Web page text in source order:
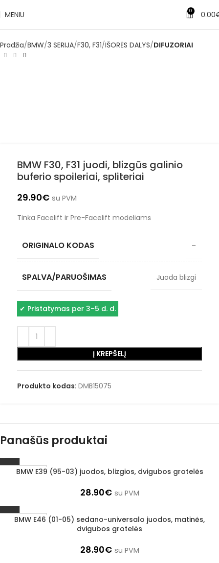
MENIU 0 0.00
Pradžia BMW 3 SERIJA F30, F31 IŠORĖS DALYS DIFUZORIAI
BMW F30, F31 juodi, blizgūs galinio
buferio spoileriai, spliteriai
29.90€ su PVM
Tinka Facelift ir Pre-Facelift modeliams
ORIGINALO KODAS –
SPALVA/PARUOŠIMAS Juoda blizgi
✔ Pristatymas per 3–5 d. d.
Į KREPŠELĮ
Produkto kodas: DMB15075
Panašūs produktai
1–3 d. d.
BMW E39 (95-03) juodos, blizgios, dvigubos grotelės
28.90€ su PVM
1–3 d. d.
BMW E46 (01-05) sedano-universalo juodos, matinės,
dvigubos grotelės
28.90€ su PVM